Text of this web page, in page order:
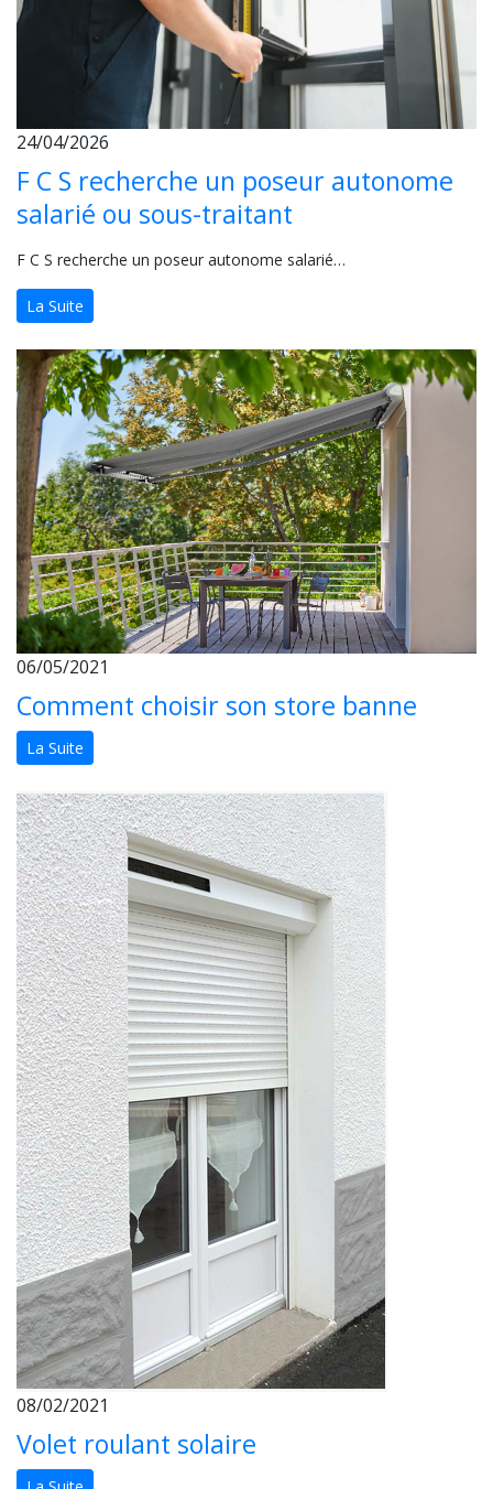
24/04/2026
F C S recherche un poseur autonome
salarié ou sous-traitant
F C S recherche un poseur autonome salarié…
La Suite
06/05/2021
Comment choisir son store banne
La Suite
08/02/2021
Volet roulant solaire